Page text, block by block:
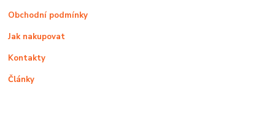
Obchodní podmínky
Jak nakupovat
Kontakty
Články